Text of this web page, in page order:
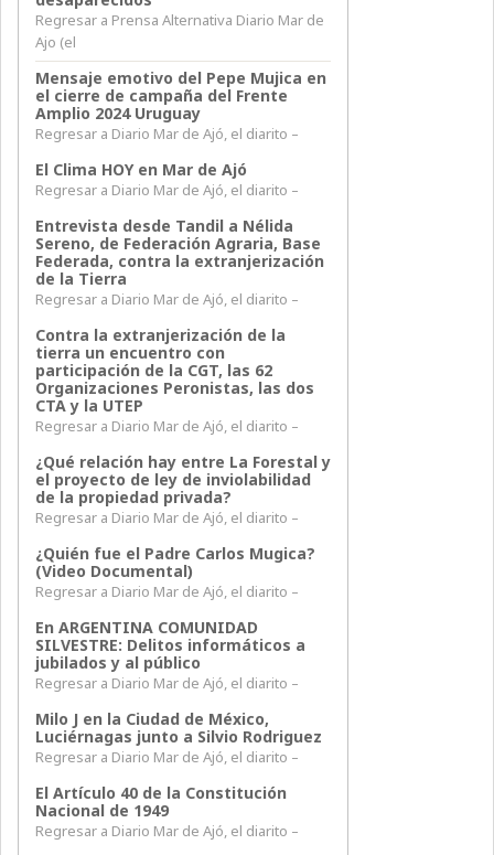
Regresar a Prensa Alternativa Diario Mar de
Ajo (el
Mensaje emotivo del Pepe Mujica en
el cierre de campaña del Frente
Amplio 2024 Uruguay
Regresar a Diario Mar de Ajó, el diarito –
El Clima HOY en Mar de Ajó
Regresar a Diario Mar de Ajó, el diarito –
Entrevista desde Tandil a Nélida
Sereno, de Federación Agraria, Base
Federada, contra la extranjerización
de la Tierra
Regresar a Diario Mar de Ajó, el diarito –
Contra la extranjerización de la
tierra un encuentro con
participación de la CGT, las 62
Organizaciones Peronistas, las dos
CTA y la UTEP
Regresar a Diario Mar de Ajó, el diarito –
¿Qué relación hay entre La Forestal y
el proyecto de ley de inviolabilidad
de la propiedad privada?
Regresar a Diario Mar de Ajó, el diarito –
¿Quién fue el Padre Carlos Mugica?
(Video Documental)
Regresar a Diario Mar de Ajó, el diarito –
En ARGENTINA COMUNIDAD
SILVESTRE: Delitos informáticos a
jubilados y al público
Regresar a Diario Mar de Ajó, el diarito –
Milo J en la Ciudad de México,
Luciérnagas junto a Silvio Rodriguez
Regresar a Diario Mar de Ajó, el diarito –
El Artículo 40 de la Constitución
Nacional de 1949
Regresar a Diario Mar de Ajó, el diarito –